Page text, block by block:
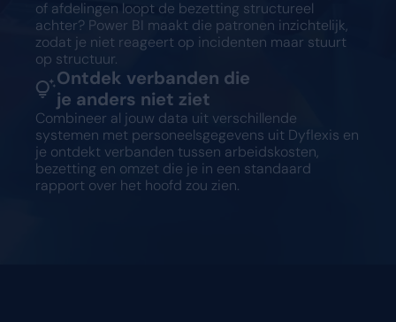
of afdelingen loopt de bezetting structureel
achter? Power BI maakt die patronen inzichtelijk,
zodat je niet reageert op incidenten maar stuurt
op structuur.
Ontdek verbanden die
je anders niet ziet
Combineer al jouw data uit verschillende
systemen met personeelsgegevens uit Dyflexis en
je ontdekt verbanden tussen arbeidskosten,
bezetting en omzet die je in een standaard
rapport over het hoofd zou zien.